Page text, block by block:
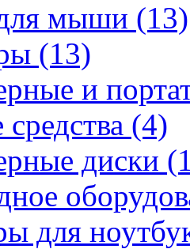
мыши (13)
(13)
и
(4)
диски
для